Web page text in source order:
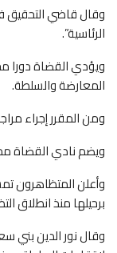
وقال قاضي التحقيق
الرئاسية”.
ويؤدي القضاة دورا
المعارضة والسلطة.
ومن المقرر إجراء مراجعة استثنائية للقوائم
ويضم نادي القضاة
وأعلن المتظاهرون
برحيلها منذ انطلاق
وقال نور الدين